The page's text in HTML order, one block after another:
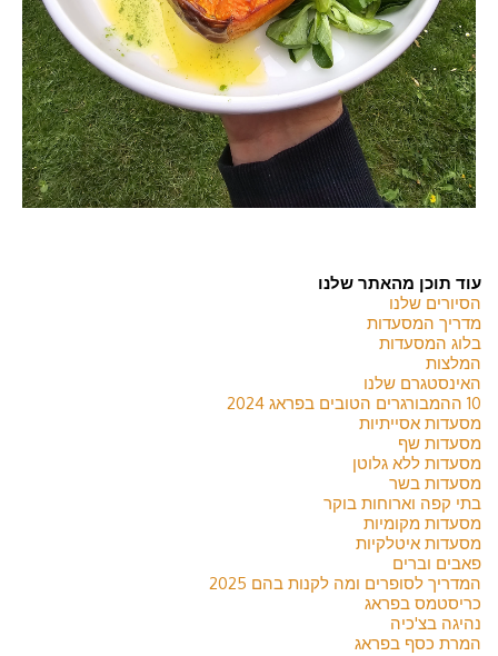
עוד תוכן מהאתר שלנו
הסיורים שלנו
מדריך המסעדות
בלוג המסעדות
המלצות
האינסטגרם שלנו
10 ההמבורגרים הטובים בפראג 2024
מסעדות אסייתיות
מסעדות שף
מסעדות ללא גלוטן
מסעדות בשר
בתי קפה וארוחות בוקר
מסעדות מקומיות
מסעדות איטלקיות
פאבים וברים
המדריך לסופרים ומה לקנות בהם 2025
כריסטמס בפראג
נהיגה בצ'כיה
המרת כסף בפראג